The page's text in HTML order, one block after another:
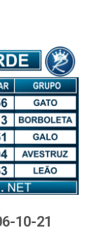
10-21